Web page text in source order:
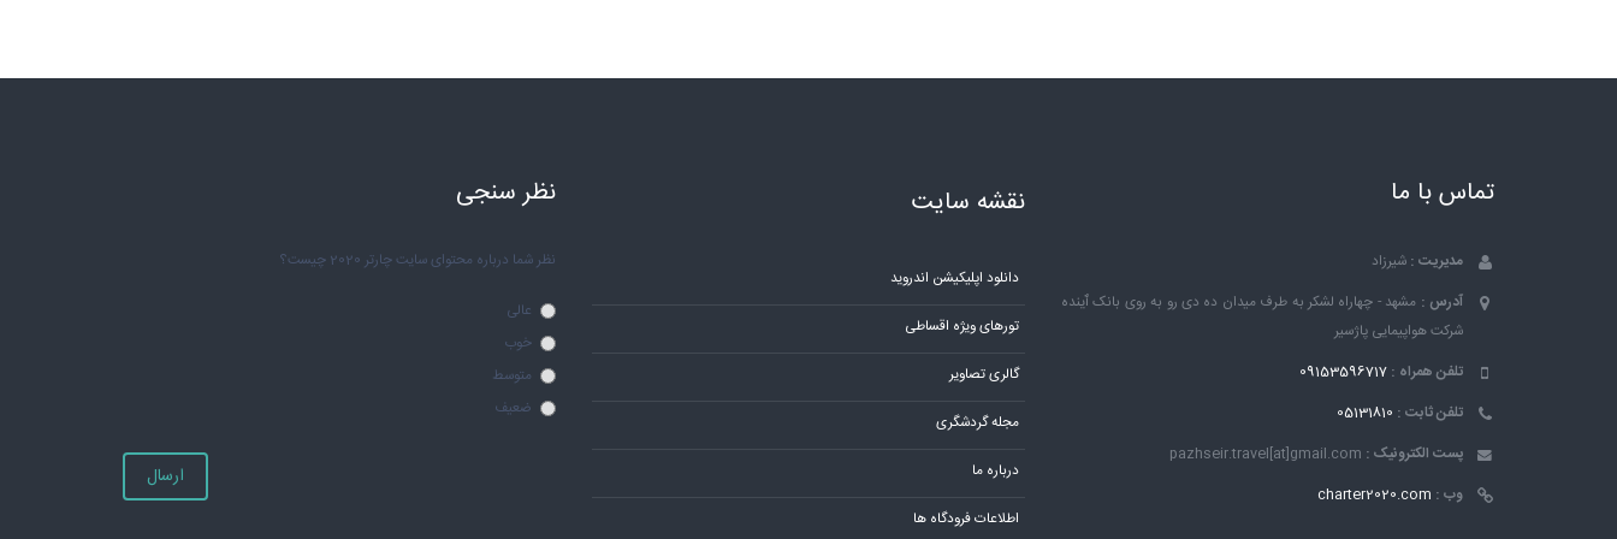
تماس با ما
مدیریت : شیرزاد
آدرس : مشهد - چهاراه لشکر به طرف میدان ده دی رو به روی بانک ٱینده
شرکت هواپیمایی پاژسیر
تلفن همراه : 09153596717
تلفن ثابت : 05131810
پست الکترونیک : pazhseir.travel[at]gmail.com
وب : charter2020.com
نقشه سایت
دانلود اپلیکیشن اندروید
تورهای ویژه اقساطی
گالری تصاویر
مجله گردشگری
درباره ما
اطلاعات فرودگاه ها
نظر سنجی
نظر شما درباره محتوای سایت چارتر 2020 چیست؟
عالی
خوب
متوسط
ضعیف
ارسال